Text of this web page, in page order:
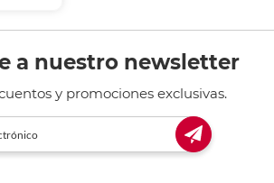
a nuestro newsletter
y promociones exclusivas.